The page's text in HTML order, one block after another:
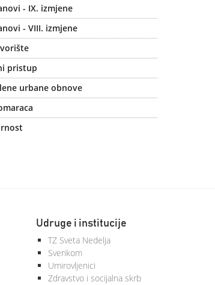
- IX. izmjene
- VIII. izmjene
pristup
urbane obnove
Udruge i institucije
TZ Sveta Nedelja
Svenkom
Umirovljenici
Zdravstvo i socijalna skrb